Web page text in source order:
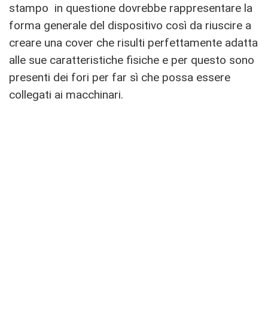
stampo in questione dovrebbe rappresentare la
forma generale del dispositivo così da riuscire a
creare una cover che risulti perfettamente adatta
alle sue caratteristiche fisiche e per questo sono
presenti dei fori per far sì che possa essere
collegati ai macchinari.